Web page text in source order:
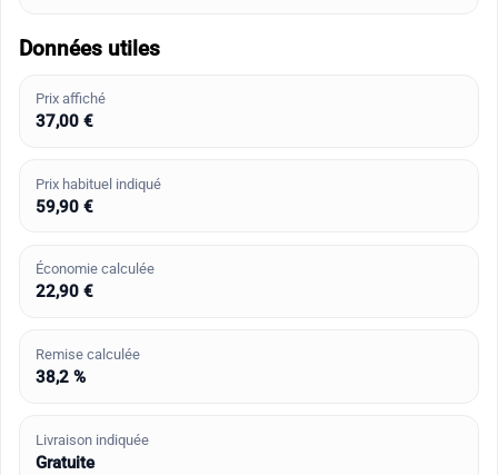
Données utiles
Prix affiché
37,00 €
Prix habituel indiqué
59,90 €
Économie calculée
22,90 €
Remise calculée
38,2 %
Livraison indiquée
Gratuite